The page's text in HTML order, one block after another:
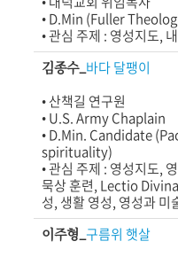
• D.Min (Fuller
• 관심 주제 : 영성지도,
김종수_ 바다 달팽이
•산책길 연구원
•U.S. Army Chaplain
•D.Min. Candidate (
spirituality)
•관심 주제 : 영성지도,
묵상 훈련, Lectio
성, 생활 영성, 영성과 미
이주형_ 구름위 햇살